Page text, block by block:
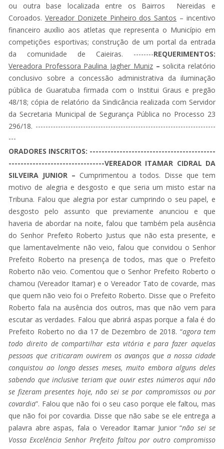
ou outra base localizada entre os Bairros Nereidas e
Coroados. Vereador Donizete Pinheiro dos Santos – incentivo
financeiro auxílio aos atletas que representa o Município em
competições esportivas; construção de um portal da entrada
da comunidade de Caieiras. --------REQUERIMENTOS:
Vereadora Professora Paulina Jagher Muniz– solicita relatório
conclusivo sobre a concessão administrativa da iluminação
pública de Guaratuba firmada com o Institui Graus e pregão
48/18; cópia de relatório da Sindicância realizada com Servidor
da Secretaria Municipal de Segurança Pública no Processo 23
296/18. ------------------------------------------------------------------------
---
ORADORES INSCRITOS: ------------------------------------------
--------------------------------VEREADOR ITAMAR CIDRAL DA
SILVEIRA JUNIOR – Cumprimentou a todos. Disse que tem
motivo de alegria e desgosto e que seria um misto estar na
Tribuna. Falou que alegria por estar cumprindo o seu papel, e
desgosto pelo assunto que previamente anunciou e que
haveria de abordar na noite, falou que também pela ausência
do Senhor Prefeito Roberto Justus que não esta presente, e
que lamentavelmente não veio, falou que convidou o Senhor
Prefeito Roberto na presença de todos, mas que o Prefeito
Roberto não veio. Comentou que o Senhor Prefeito Roberto o
chamou (Vereador Itamar) e o Vereador Tato de covarde, mas
que quem não veio foi o Prefeito Roberto. Disse que o Prefeito
Roberto fala na ausência dos outros, mas que não vem para
escutar as verdades. Falou que abrirá aspas porque a fala é do
Prefeito Roberto no dia 17 de Dezembro de 2018. “agora tem
todo direito de compartilhar esta vitória e para fazer aquelas
pessoas que criticaram ouvirem os avanços que a nossa cidade
conquistou ao longo desses meses, muito embora alguns deles
sabendo que inclusive teriam que ouvir estes números aqui não
se fizeram presentes hoje, não sei se por compromissos ou por
covardia”. Falou que não foi o seu caso porque ele faltou, mas
que não foi por covardia. Disse que não sabe se ele entrega a
palavra abre aspas, fala o Vereador Itamar Junior “não sei se
Vossa Excelência Senhor Prefeito faltou por outro compromisso